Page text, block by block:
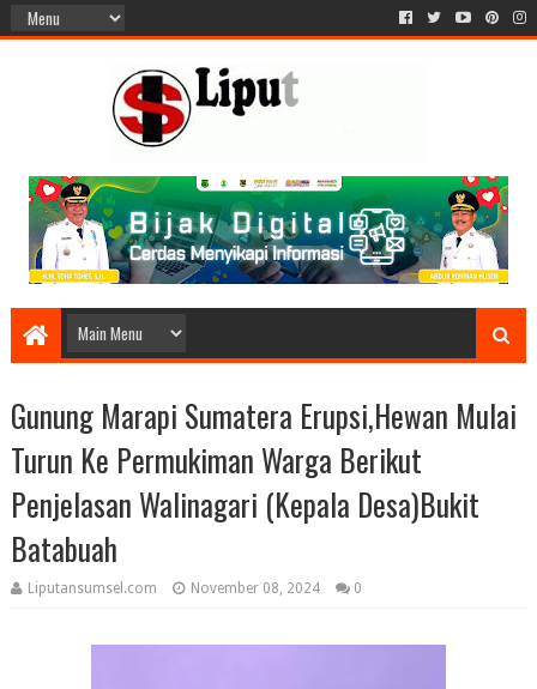
Gunung Marapi Sumatera Erupsi,Hewan Mulai
Turun Ke Permukiman Warga Berikut
Penjelasan Walinagari (Kepala Desa)Bukit
Batabuah
Liputansumsel.com November 08, 2024 0